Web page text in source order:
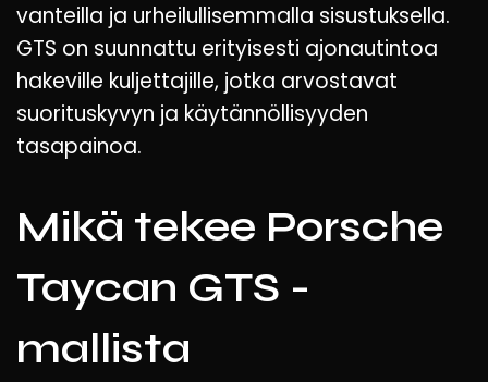
vanteilla ja urheilullisemmalla sisustuksella.
GTS on suunnattu erityisesti ajonautintoa
hakeville kuljettajille, jotka arvostavat
suorituskyvyn ja käytännöllisyyden
tasapainoa.
Mikä tekee Porsche
Taycan GTS -
mallista